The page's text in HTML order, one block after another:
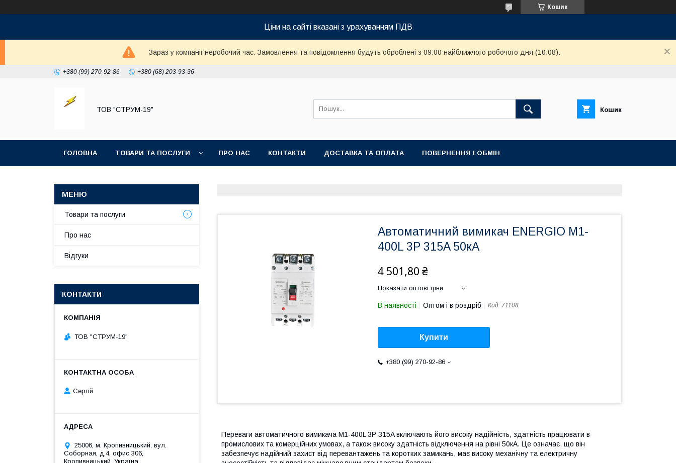
Кошик
Ціни на сайті вказані з урахуванням ПДВ
Зараз у компанії неробочий час. Замовлення та повідомлення будуть оброблені з 09:00 найближчого робочого дня (10.08).
+380 (99) 270-92-86 +380 (68) 203-93-36
ТОВ "СТРУМ-19" Кошик
ГОЛОВНА ТОВАРИ ТА ПОСЛУГИ ПРО НАС КОНТАКТИ ДОСТАВКА ТА ОПЛАТА ПОВЕРНЕННЯ І ОБМІН
Автоматичний вимикач ENERGIO M1-
400L 3P 315A 50кА
4 501,80 ₴
Показати оптові ціни
В наявності Оптом і в роздріб Код: 71108
Купити
+380 (99) 270-92-86
Переваги автоматичного вимикача M1-400L 3P 315A включають його високу надійність, здатність працювати в
промислових та комерційних умовах, а також високу здатність відключення на рівні 50кА. Це означає, що він
забезпечує надійний захист від перевантажень та коротких замикань, має високу механічну та електричну
Товари та послуги
Про нас
Відгуки
КОНТАКТИ
ТОВ "СТРУМ-19"
Сергій
25006, м. Кропивницький, вул.
Соборная, д.4, офис 306,
Кропивницький, Україна